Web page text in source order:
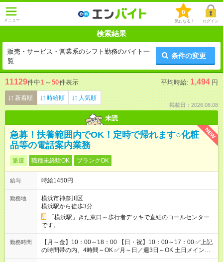
メニュー
0
気になる！ ログイン
検索結果
販売・サービス・営業系のシフト勤務のバイト一
覧
条件の変更
11129件中1 ～ 50件表示 平均時給: 1,494 円
新着順 時給順 人気順
掲載日：2026.08.08
未読
NEW
急募！扶養範囲内でOK！定時で帰れます○化粧
品等の電話案内業務
派遣 職種未経験OK ブランクOK
給与 時給1450円
勤務地
横浜市神奈川区
横浜駅から徒歩3分
「横浜駅」きた東口～歩行者デッキで直結のコールセンター
です。
勤務時間
【月～金】10：00～18：00 【日・祝】10：00～17：00 ✅上記
の時間帯の内、4時間～OK ✅月～日／週3日～OK 土日メイン・
平日のみもOK！自由シフト制です。 短時間でも、フルタイムで